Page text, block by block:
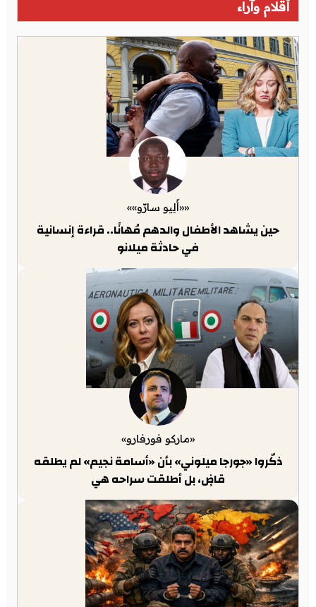
أقلام وآراء
««أَلِيو سارّو»»
حين يشاهد الأطفال والدهم مُهانًا.. قراءة إنسانية
في حادثة ميلانو
«ماركو فورفارو»
ذكّروا «جورجا ميلوني» بأن «أسامة نجيم» لم يطلقه
قاضٍ، بل أطلقت سراحه هي